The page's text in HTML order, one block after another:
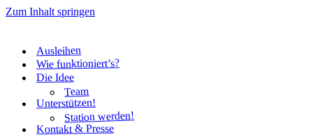
Zum Inhalt springen
Ausleihen
Wie funktioniert’s?
Die Idee
Team
Unterstützen!
Station werden!
Kontakt & Presse